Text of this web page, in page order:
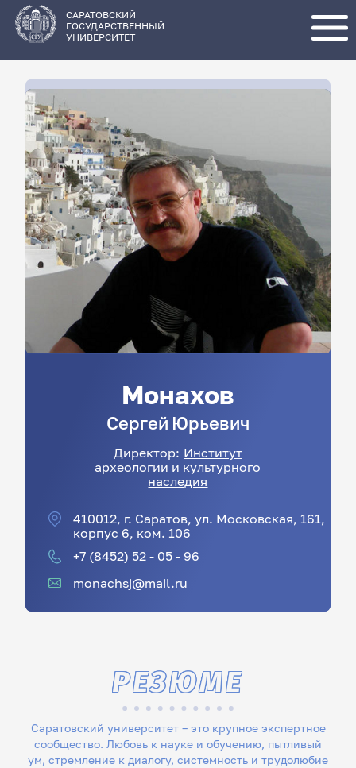
основному
содержанию
САРАТОВСКИЙ
ГОСУДАРСТВЕННЫЙ
УНИВЕРСИТЕТ
Монахов
Сергей Юрьевич
Директор: Институт
археологии и культурного
наследия
410012, г. Саратов, ул. Московская, 161,
корпус 6, ком. 106
+7 (8452) 52 - 05 - 96
monachsj@mail.ru
Саратовский университет – это крупное экспертное
сообщество. Любовь к науке и обучению, пытливый
ум, стремление к диалогу, системность и трудолюбие
РЕЗЮМЕ